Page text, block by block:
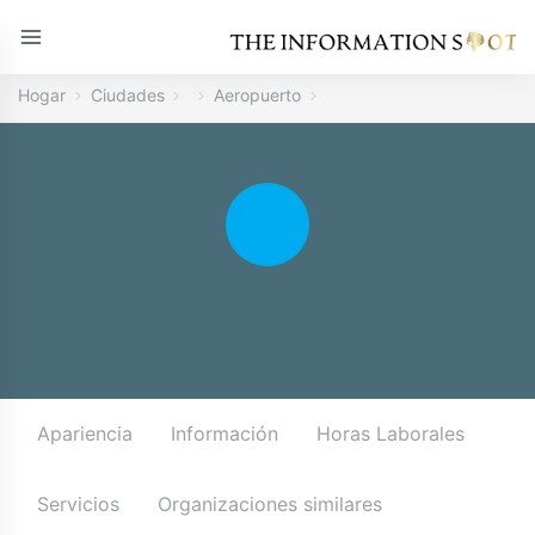
Hogar Ciudades Aeropuerto
Apariencia Información Horas Laborales
Servicios Organizaciones similares